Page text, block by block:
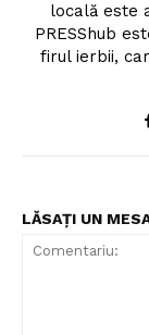
locală este
PRESShub
firul ierbii,
LĂSAȚI UN